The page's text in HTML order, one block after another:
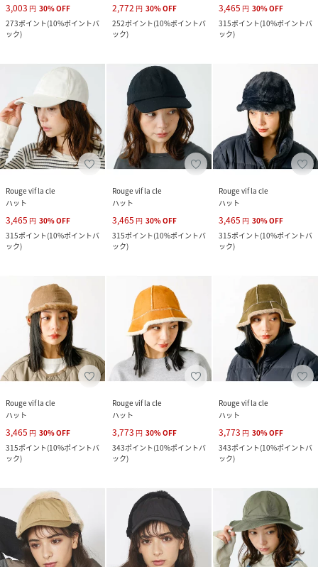
3,003 円 30%OFF
273ポイント(10%ポイントバ
ック)
2,772 円 30%OFF
252ポイント(10%ポイントバ
ック)
3,465 円 30%OFF
315ポイント(10%ポイントバ
ック)
Rouge vif la cle
ハット
3,465 円 30%OFF
315ポイント(10%ポイントバ
ック)
Rouge vif la cle
ハット
3,465 円 30%OFF
315ポイント(10%ポイントバ
ック)
Rouge vif la cle
ハット
3,465 円 30%OFF
315ポイント(10%ポイントバ
ック)
Rouge vif la cle
ハット
3,465 円 30%OFF
315ポイント(10%ポイントバ
ック)
Rouge vif la cle
ハット
3,773 円 30%OFF
343ポイント(10%ポイントバ
ック)
Rouge vif la cle
ハット
3,773 円 30%OFF
343ポイント(10%ポイントバ
ック)